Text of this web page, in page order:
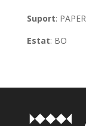
Suport: PAPER
Estat: BO